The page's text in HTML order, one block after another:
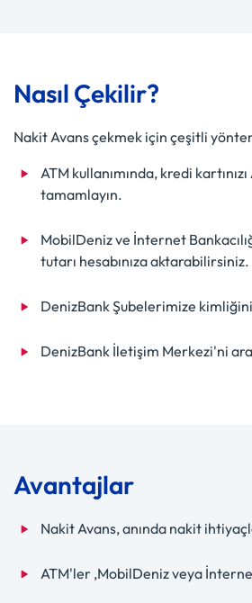
Nasıl Çekilir?
Nakit Avans çekmek için çeşitli
ATM kullanımında, kredi
tamamlayın.
MobilDeniz ve İnternet
tutarı hesabınıza aktarabilirsiniz.
DenizBank Şubelerimize
DenizBank İletişim Merkezi'ni
Avantajlar
Nakit Avans, anında nakit
ATM'ler ,MobilDeniz veya